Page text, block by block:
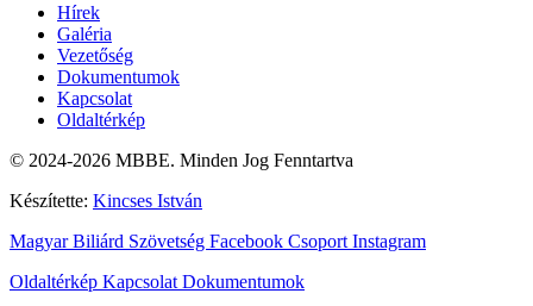
Hírek
Galéria
Vezetőség
Dokumentumok
Kapcsolat
Oldaltérkép
© 2024-2026 MBBE. Minden Jog Fenntartva
Készítette: Kincses István
Magyar Biliárd Szövetség Facebook Csoport Instagram
Oldaltérkép Kapcsolat Dokumentumok